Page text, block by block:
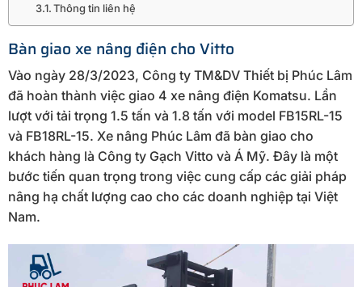
Thông tin liên hệ
Bàn giao xe nâng điện cho Vitto
Vào ngày 28/3/2023, Công ty TM&DV Thiết bị Phúc Lâm
đã hoàn thành việc giao 4 xe nâng điện Komatsu. Lần
lượt với tải trọng 1.5 tấn và 1.8 tấn với model FB15RL-15
và FB18RL-15. Xe nâng Phúc Lâm đã bàn giao cho
khách hàng là Công ty Gạch Vitto và Á Mỹ. Đây là một
bước tiến quan trọng trong việc cung cấp các giải pháp
nâng hạ chất lượng cao cho các doanh nghiệp tại Việt
Nam.